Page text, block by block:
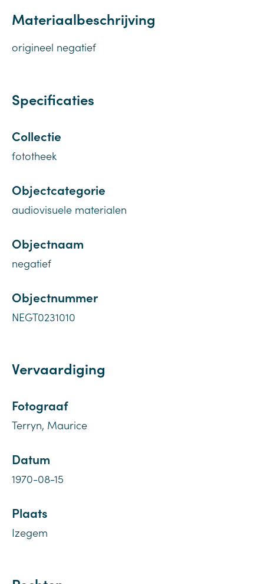
Materiaalbeschrijving
origineel negatief
Specificaties
Collectie
fototheek
Objectcategorie
audiovisuele materialen
Objectnaam
negatief
Objectnummer
NEGT0231010
Vervaardiging
Fotograaf
Terryn, Maurice
Datum
1970-08-15
Plaats
Izegem